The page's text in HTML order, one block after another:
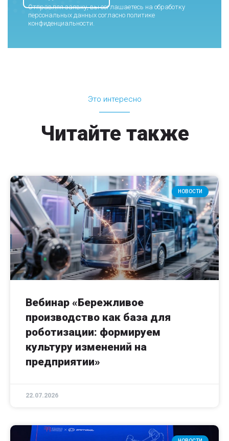
Отправляя заявку, вы соглашаетесь на обработку
персональных данных согласно политике
конфиденциальности
Это интересно
Читайте также
НОВОСТИ
Вебинар «Бережливое
производство как база для
роботизации: формируем
культуру изменений на
предприятии»
22.07.2026